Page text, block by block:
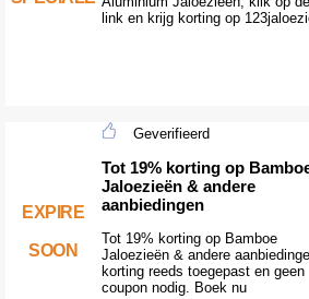
link en krijg korting op
EXPIRE
SOON
Geverifieerd
Tot 19% korting op
Jaloezieën & andere
aanbiedingen
Tot 19% korting op Bamboe
Jaloezieën & andere
korting reeds toegepast en geen
coupon nodig. Boek nu